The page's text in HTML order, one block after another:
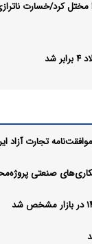
قطعی برق، برنامه‌ریزی تولید را مختل کرد/خسارت ناترازی انرژی به ۴۰۰ همت
اعضای بریکس